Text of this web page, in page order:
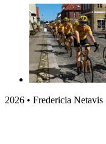
2026 • Fredericia Netavis